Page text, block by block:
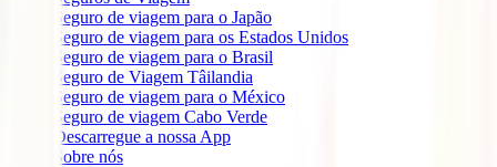
Seguro de viagem para o Japão
Seguro de viagem para os Estados Unidos
Seguro de viagem para o Brasil
Seguro de Viagem Tâilandia
Seguro de viagem para o México
Seguro de viagem Cabo Verde
Descarregue a nossa App
Sobre nós